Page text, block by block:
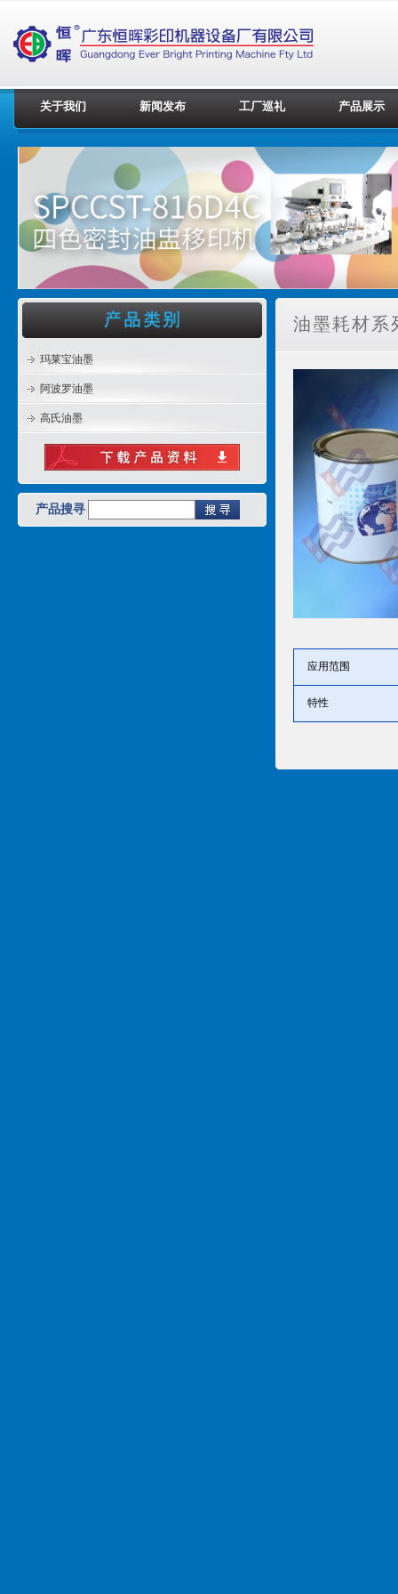
关于我们 新闻发布 工厂巡礼 产品展示
玛莱宝油墨
阿波罗油墨
高氏油墨
产品搜寻
油墨耗材
应用范围
特性